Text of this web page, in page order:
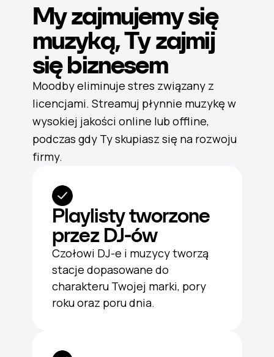
My zajmujemy się
muzyką, Ty zajmij
się biznesem
Moodby eliminuje stres związany z
licencjami. Streamuj płynnie muzykę w
wysokiej jakości online lub offline,
podczas gdy Ty skupiasz się na rozwoju
firmy.
Playlisty tworzone
przez DJ-ów
Czołowi DJ-e i muzycy tworzą
stacje dopasowane do
charakteru Twojej marki, pory
roku oraz poru dnia.